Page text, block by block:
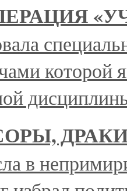
которой
в